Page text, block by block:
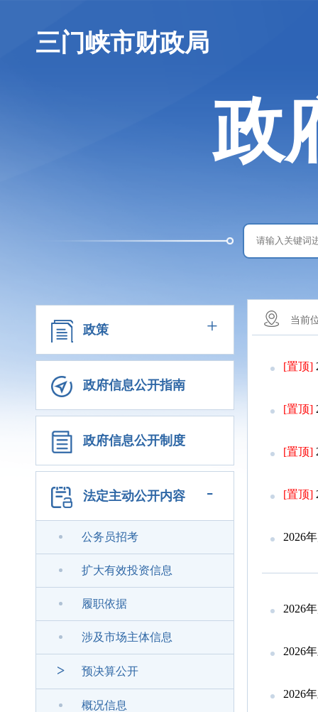
三门峡市财政局
政
政策 +
政府信息公开指南
政府信息公开制度
法定主动公开内容 -
公务员招考
扩大有效投资信息
履职依据
涉及市场主体信息
> 预决算公开
概况信息
当前
[置顶]
[置顶]
[置顶]
[置顶]
2026
2026
2026
2026